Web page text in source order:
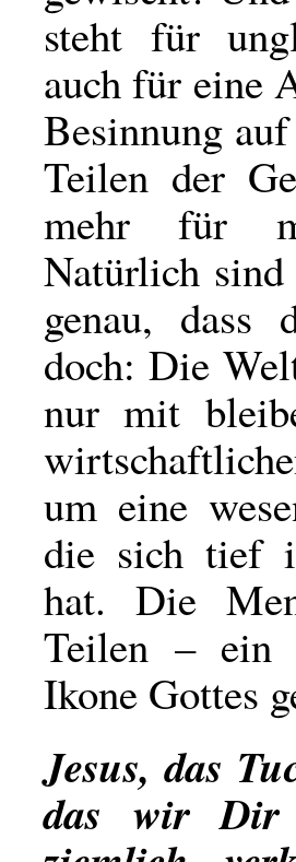
steht für
auch für eine
Besinnung
Teilen der
mehr für
Natürlich
genau,
doch: Die
nur mit
um eine
die sich tief
hat. Die
Teilen – ein
Ikone Gottes
Jesus, das
das wir Dir